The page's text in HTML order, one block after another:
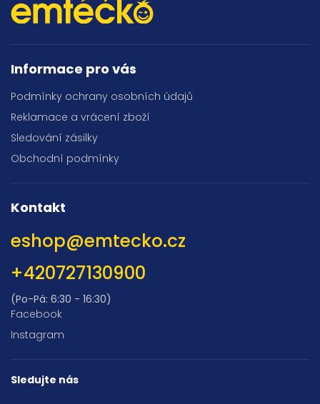
Informace pro vás
Podmínky ochrany osobních údajů
Reklamace a vrácení zboží
Sledování zásilky
Obchodní podmínky
Kontakt
eshop@emtecko.cz
+420727130900
(Po-Pá: 6:30 - 16:30)
Facebook
Instagram
Sledujte nás